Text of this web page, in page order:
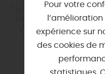
Pour votre
expérience sur
des cookies de